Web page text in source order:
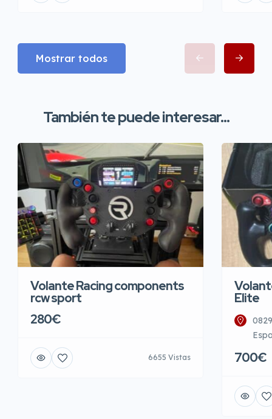
Mostrar todos
También te puede interesar...
Volante Racing components
rcw sport
280€
6655 Vistas
Elite
700€